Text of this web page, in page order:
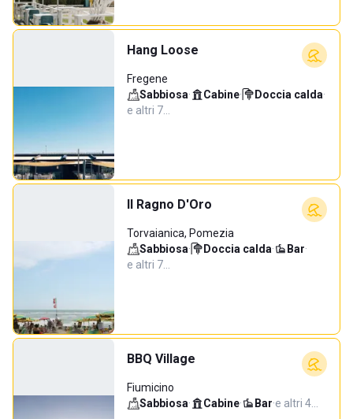
Hang Loose
Fregene
Sabbiosa· Cabine· Doccia calda·
e altri 7…
Il Ragno D'Oro
Torvaianica, Pomezia
Sabbiosa· Doccia calda· Bar·
e altri 7…
BBQ Village
Fiumicino
Sabbiosa· Cabine· Bar·e altri 4…